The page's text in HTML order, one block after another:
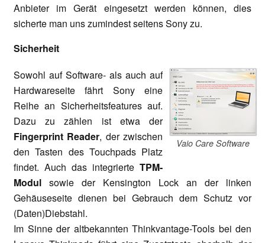
Anbieter im Gerät eingesetzt werden können, dies
sicherte man uns zumindest seitens Sony zu.
Sicherheit
Vaio Care Software
Sowohl auf Software- als auch auf
Hardwareseite fährt Sony eine
Reihe an Sicherheitsfeatures auf.
Dazu zu zählen ist etwa der
Fingerprint Reader, der zwischen
den Tasten des Touchpads Platz
findet. Auch das integrierte TPM-
Modul sowie der Kensington Lock an der linken
Gehäuseseite dienen bei Gebrauch dem Schutz vor
(Daten)Diebstahl.
Im Sinne der altbekannten Thinkvantage-Tools bei den